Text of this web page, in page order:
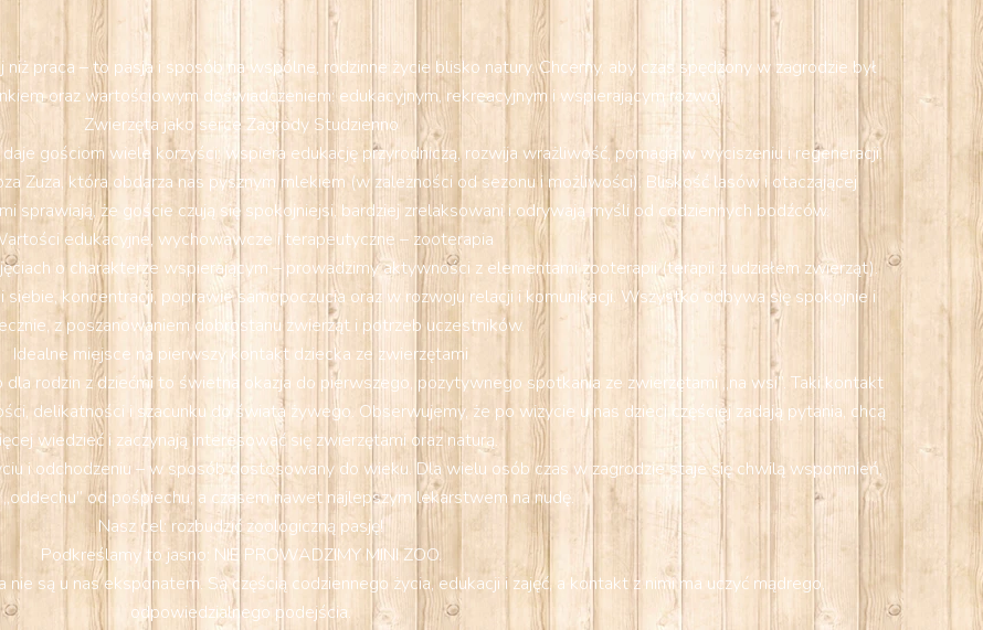
praca – to pasja i sposób na wspólne, rodzinne życie blisko natury. Chcemy, aby czas spędzony w zagrodzie był
oraz wartościowym doświadczeniem: edukacyjnym, rekreacyjnym i wspierającym rozwój.
Zwierzęta jako serce Zagrody Studzienno
gościom wiele korzyści: wspiera edukację przyrodniczą, rozwija wrażliwość, pomaga w wyciszeniu i regeneracji.
Zuza, która obdarza nas pysznym mlekiem (w zależności od sezonu i możliwości). Bliskość lasów i otaczającej
sprawiają, że goście czują się spokojniejsi, bardziej zrelaksowani i odrywają myśli od codziennych bodźców.
edukacyjne, wychowawcze i terapeutyczne – zooterapia
o charakterze wspierającym – prowadzimy aktywności z elementami zooterapii (terapii z udziałem zwierząt).
koncentracji, poprawie samopoczucia oraz w rozwoju relacji i komunikacji. Wszystko odbywa się spokojnie i
z poszanowaniem dobrostanu zwierząt i potrzeb uczestników.
Idealne miejsce na pierwszy kontakt dziecka ze zwierzętami
rodzin z dziećmi to świetna okazja do pierwszego, pozytywnego spotkania ze zwierzętami „na wsi”. Taki kontakt
delikatności i szacunku do świata żywego. Obserwujemy, że po wizycie u nas dzieci częściej zadają pytania, chcą
wiedzieć i zaczynają interesować się zwierzętami oraz naturą.
i odchodzeniu – w sposób dostosowany do wieku. Dla wielu osób czas w zagrodzie staje się chwilą wspomnień,
od pośpiechu, a czasem nawet najlepszym lekarstwem na nudę.
Nasz cel: rozbudzić zoologiczną pasję!
Podkreślamy to jasno: NIE PROWADZIMY MINI ZOO.
są u nas eksponatem. Są częścią codziennego życia, edukacji i zajęć, a kontakt z nimi ma uczyć mądrego,
odpowiedzialnego podejścia.